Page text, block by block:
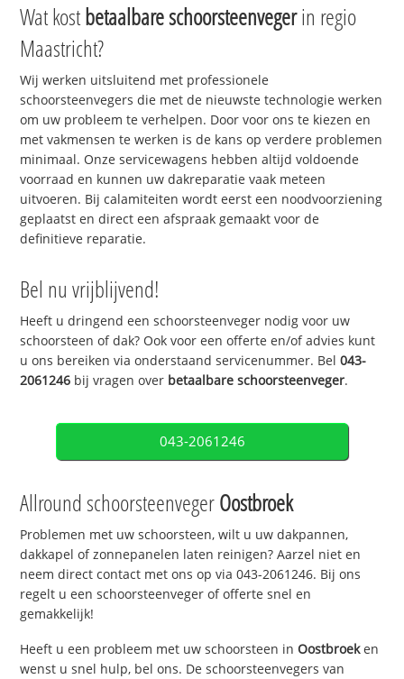
Wat kostbetaalbare schoorsteenvegerin regio
Maastricht?
Wij werken uitsluitend met professionele
schoorsteenvegers die met de nieuwste technologie werken
om uw probleem te verhelpen. Door voor ons te kiezen en
met vakmensen te werken is de kans op verdere problemen
minimaal. Onze servicewagens hebben altijd voldoende
voorraad en kunnen uw dakreparatie vaak meteen
uitvoeren. Bij calamiteiten wordt eerst een noodvoorziening
geplaatst en direct een afspraak gemaakt voor de
definitieve reparatie.
Bel nu vrijblijvend!
Heeft u dringend een schoorsteenveger nodig voor uw
schoorsteen of dak? Ook voor een offerte en/of advies kunt
u ons bereiken via onderstaand servicenummer. Bel043-
2061246 bij vragen over betaalbare schoorsteenveger.
043-2061246
Allround schoorsteenvegerOostbroek
Problemen met uw schoorsteen, wilt u uw dakpannen,
dakkapel of zonnepanelen laten reinigen? Aarzel niet en
neem direct contact met ons op via 043-2061246. Bij ons
regelt u een schoorsteenveger of offerte snel en
gemakkelijk!
Heeft u een probleem met uw schoorsteen inOostbroeken
wenst u snel hulp, bel ons. De schoorsteenvegers van